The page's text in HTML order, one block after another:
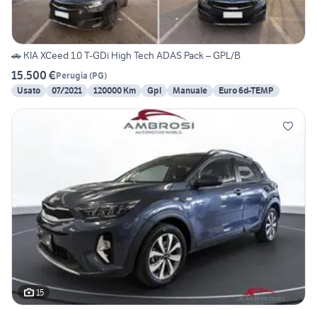
🚗 KIA XCeed 1.0 T-GDi High Tech ADAS Pack – GPL/B
15.500 €Perugia (PG)
Usato
07/2021 120000 Km Gpl Manuale Euro 6d-TEMP
15